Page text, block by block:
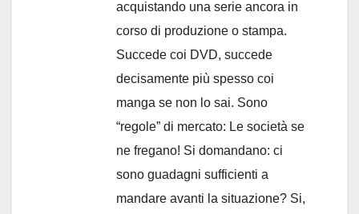
acquistando una serie ancora in
corso di produzione o stampa.
Succede coi DVD, succede
decisamente più spesso coi
manga se non lo sai. Sono
“regole” di mercato: Le società se
ne fregano! Si domandano: ci
sono guadagni sufficienti a
mandare avanti la situazione? Si,